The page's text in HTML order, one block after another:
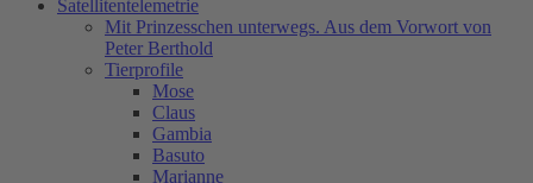
Satellitentelemetrie
Mit Prinzesschen unterwegs. Aus dem Vorwort von
Peter Berthold
Tierprofile
Mose
Claus
Gambia
Basuto
Marianne